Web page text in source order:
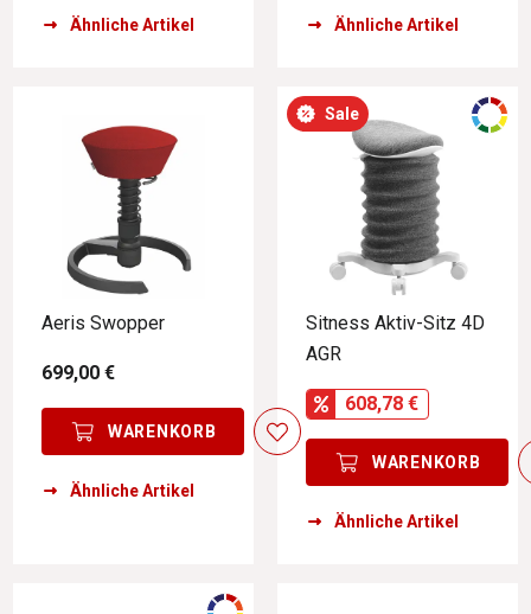
Ähnliche Artikel Ähnliche Artikel
Aeris Swopper
699,00 €
WARENKORB
Ähnliche Artikel
Sale
Sitness Aktiv-Sitz 4D
AGR
608,78 €
WARENKORB
Ähnliche Artikel